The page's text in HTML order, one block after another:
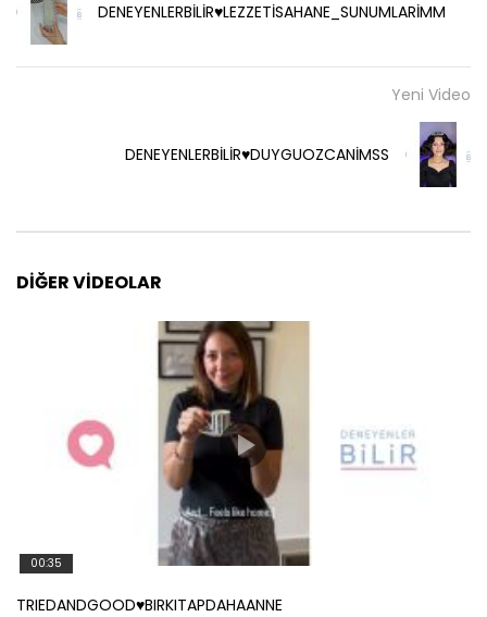
DENEYENLERBİLİR♥️LEZZETİSAHANE_SUNUMLARİMM
Yeni Video
DENEYENLERBİLİR♥️DUYGUOZCANİMSS
DIĞER VIDEOLAR
00:35
TRIEDANDGOOD♥️BIRKITAPDAHAANNE